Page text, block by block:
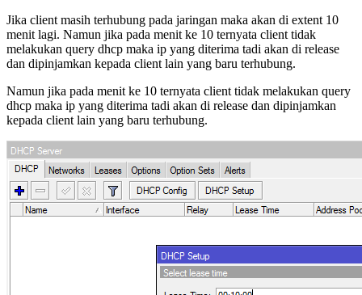
Jika client masih terhubung pada jaringan maka akan di extent 10
menit lagi. Namun jika pada menit ke 10 ternyata client tidak
melakukan query dhcp maka ip yang diterima tadi akan di release
dan dipinjamkan kepada client lain yang baru terhubung.
Namun jika pada menit ke 10 ternyata client tidak melakukan query
dhcp maka ip yang diterima tadi akan di release dan dipinjamkan
kepada client lain yang baru terhubung.